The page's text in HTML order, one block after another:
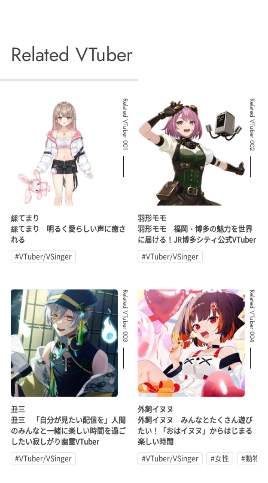
Related VTuber
Related VTuber 001
綵てまり
綵てまり 明るく愛らしい声に癒さ
れる
#VTuber/VSinger
Related VTuber 002
羽形モモ
羽形モモ 福岡・博多の魅力を世界
に届ける！JR博多シティ公式VTuber
#VTuber/VSinger
Related VTuber 003
丑三
丑三 「自分が見たい配信を」人間
のみんなと一緒に楽しい時間を過ご
したい寂しがり幽霊VTuber
#VTuber/VSinger
Related VTuber 004
外飼イヌヌ
外飼イヌヌ みんなとたくさん遊び
たい！「おはイヌヌ」からはじまる
楽しい時間
#VTuber/VSinger
#女性 #動物系